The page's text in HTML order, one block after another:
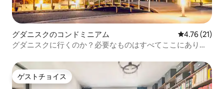
グダニスクのコンドミニアム レビュー21
4.76 (21)
グダニスクに行くのか？必要なものはすべてここにありま
ゲストチョイス
ゲストチョイス